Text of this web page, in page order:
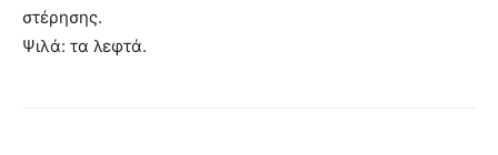
στέρησης.
Ψιλά: τα λεφτά.